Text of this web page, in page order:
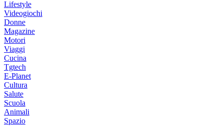
Lifestyle
Videogiochi
Donne
Magazine
Motori
Viaggi
Cucina
Tgtech
E-Planet
Cultura
Salute
Scuola
Animali
Spazio